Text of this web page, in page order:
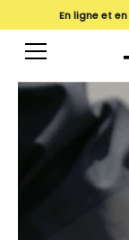
En ligne et en